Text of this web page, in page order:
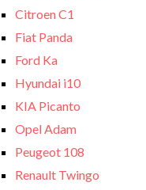
Citroen C1
Fiat Panda
Ford Ka
Hyundai i10
KIA Picanto
Opel Adam
Peugeot 108
Renault Twingo